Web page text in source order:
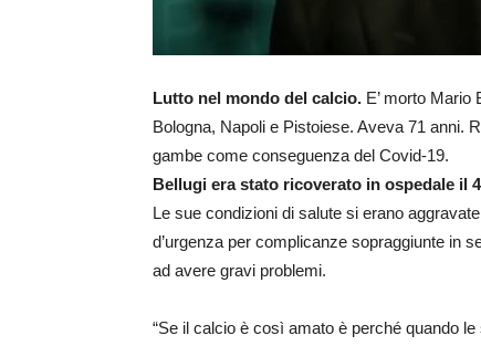
Lutto nel mondo del calcio. E’ morto Mario
Bologna, Napoli e Pistoiese. Aveva 71 anni.
gambe come conseguenza del Covid-19.
Bellugi era stato ricoverato in ospedale il
Le sue condizioni di salute si erano
d’urgenza per complicanze sopraggiunte in
ad avere gravi problemi.
“Se il calcio è così amato è perché quando